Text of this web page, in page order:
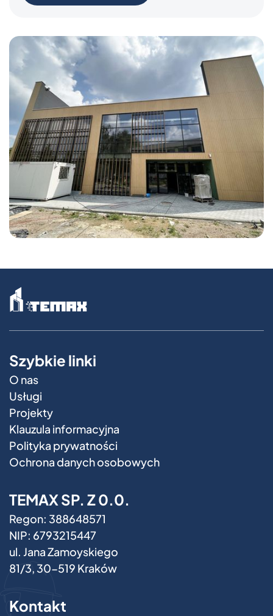
TEMAX SP. Z 0.0.
Regon: 388648571
NIP: 6793215447
ul. Jana Zamoyskiego
81/3, 30-519 Kraków
Szybkie linki
O nas
Usługi
Projekty
Klauzula informacyjna
Polityka prywatności
Ochrona danych osobowych
Kontakt